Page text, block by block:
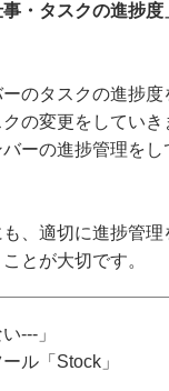
・タスクの進捗
のタスクの進捗
の変更をしてい
ーの進捗管理をし
、適切に進捗管
とが大切です。
---」
ル「Stock」